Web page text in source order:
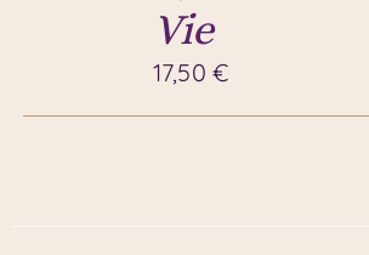
Vie
17,50€